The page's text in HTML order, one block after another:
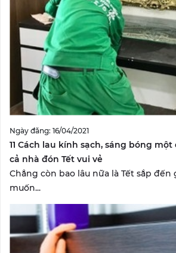
Ngày đăng: 16/04/2021
11 Cách lau kính sạch, sáng bóng
cả nhà đón Tết vui vẻ
Chẳng còn bao lâu nữa là Tết sắp đến
muốn...